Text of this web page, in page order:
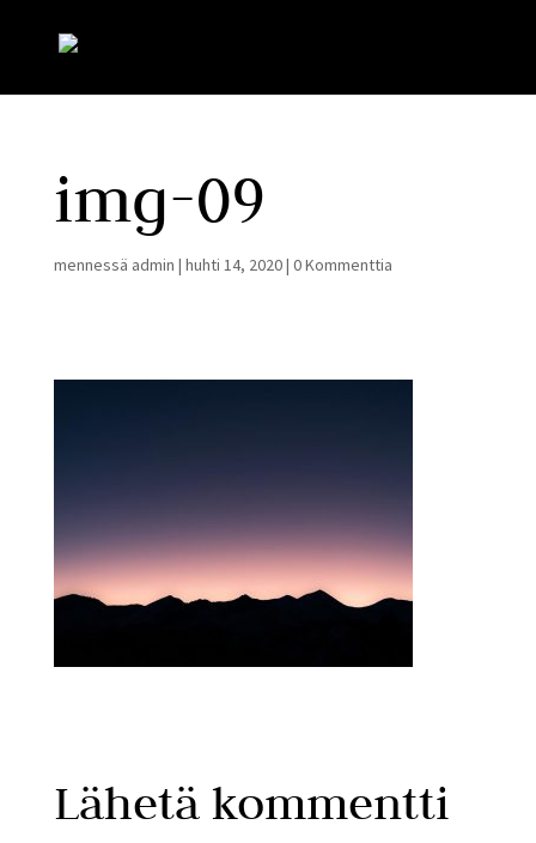
img-09
mennessä admin | huhti 14, 2020| 0 Kommenttia
Lähetä kommentti